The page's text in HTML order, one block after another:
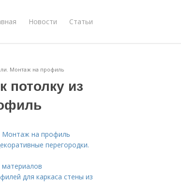
Новости Статьи
ли. Монтаж на профиль
потолку из
Монтаж на профиль
перегородки.
материалов
для каркаса стены из